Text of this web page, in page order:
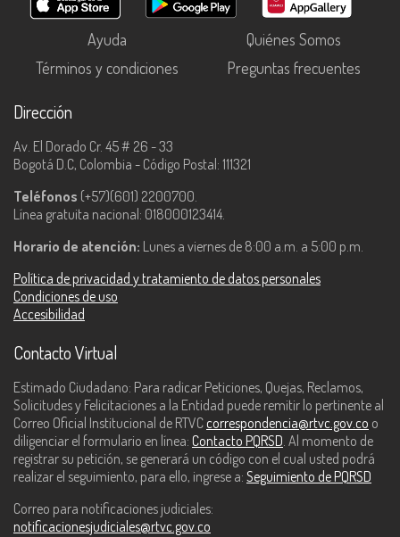
Ayuda
Quiénes Somos
Términos y condiciones
Preguntas frecuentes
Dirección
Av. El Dorado Cr. 45 # 26 - 33
Bogotá D.C, Colombia - Código Postal: 111321
Teléfonos (+57)(601) 2200700.
Línea gratuita nacional: 018000123414.
Horario de atención: Lunes a viernes de 8:00 a.m. a 5:00 p.m.
Política de privacidad y tratamiento de datos personales
Condiciones de uso
Accesibilidad
Contacto Virtual
Estimado Ciudadano: Para radicar Peticiones, Quejas, Reclamos,
Solicitudes y Felicitaciones a la Entidad puede remitir lo pertinente al
Correo Oficial Institucional de RTVC correspondencia@rtvc.gov.co o
diligenciar el formulario en línea: Contacto PQRSD. Al momento de
registrar su petición, se generará un código con el cual usted podrá
realizar el seguimiento, para ello, ingrese a: Seguimiento de PQRSD
Correo para notificaciones judiciales:
notificacionesjudiciales@rtvc.gov.co